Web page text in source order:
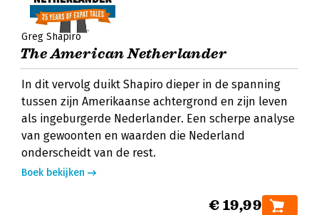
Greg Shapiro
The American Netherlander
In dit vervolg duikt Shapiro dieper in de spanning
tussen zijn Amerikaanse achtergrond en zijn leven
als ingeburgerde Nederlander. Een scherpe analyse
van gewoonten en waarden die Nederland
onderscheidt van de rest.
Boek bekijken
€ 19,99